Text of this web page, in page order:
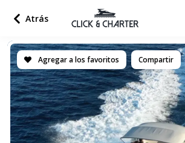
Agregar a los favoritos Compartir
Atrás